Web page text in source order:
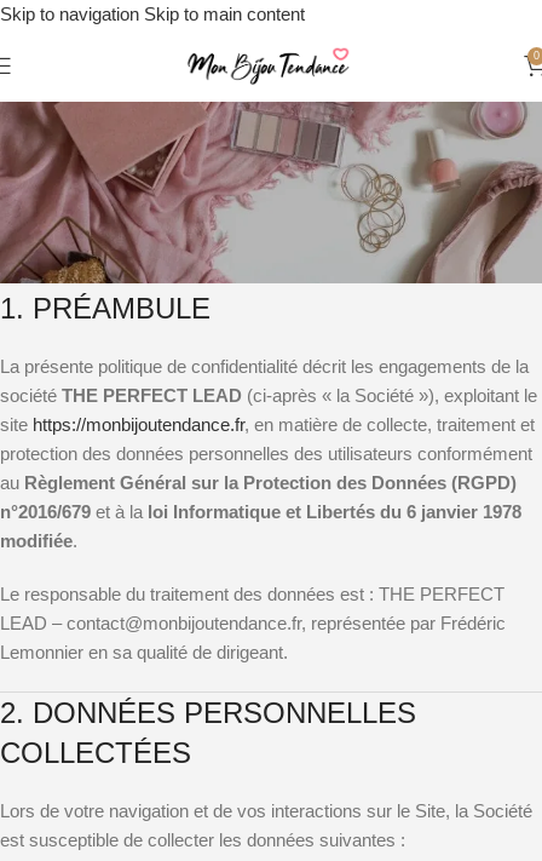
Skip to navigation Skip to main content
0
POLITIQUE DE
CONFIDENTIALITÉ
Accueil / POLITIQUE DE CONFIDENTIALITÉ
Dernière mise à jour : 6 Juin 2025
1. PRÉAMBULE
La présente politique de confidentialité décrit les engagements de la
société THE PERFECT LEAD (ci-après « la Société »), exploitant le
site https://monbijoutendance.fr, en matière de collecte, traitement et
protection des données personnelles des utilisateurs conformément
au Règlement Général sur la Protection des Données (RGPD)
n°2016/679 et à la loi Informatique et Libertés du 6 janvier 1978
modifiée.
Le responsable du traitement des données est : THE PERFECT
LEAD – contact@monbijoutendance.fr, représentée par Frédéric
Lemonnier en sa qualité de dirigeant.
2. DONNÉES PERSONNELLES
COLLECTÉES
Lors de votre navigation et de vos interactions sur le Site, la Société
est susceptible de collecter les données suivantes :